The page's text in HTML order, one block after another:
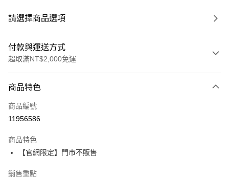
請選擇商品選項
付款與運送方式
超取滿NT$2,000免運
信用卡一次付款
超商取貨付款
Apple Pay
Google Pay
商品特色
商品編號
11956586
商品特色
【官網限定】門市不販售
銷售重點